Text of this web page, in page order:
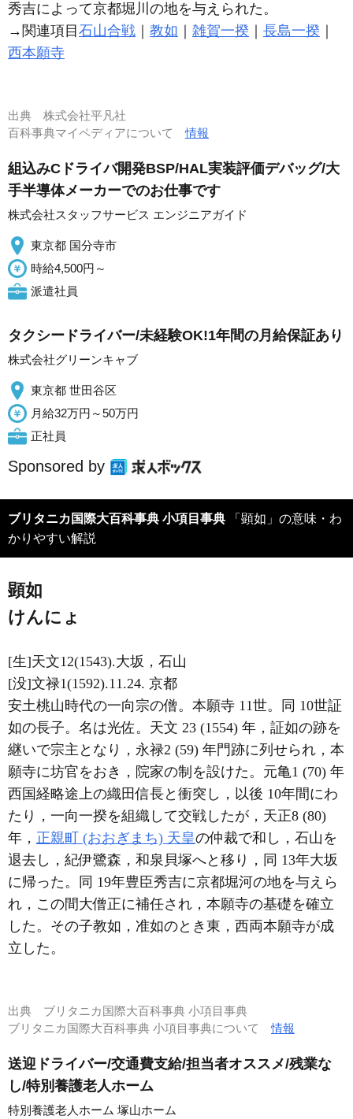
秀吉によって京都堀川の地を与えられた。
→関連項目 石山合戦 教如 雑賀一揆 長島一揆
西本願寺
出典 株式会社平凡社
百科事典マイペディアについて情報
組込みCドライバ開発BSP/HAL実装評価デバッグ/大
手半導体メーカーでのお仕事です
株式会社スタッフサービス エンジニアガイド
東京都 国分寺市
時給4,500円～
派遣社員
タクシードライバー/未経験OK!1年間の月給保証あり
株式会社グリーンキャブ
東京都 世田谷区
月給32万円～50万円
正社員
Sponsored by
ブリタニカ国際大百科事典 小項目事典
かりやすい解説
顕如
けんにょ
[生]天文12(1543).大坂，石山
[没]文禄1(1592).11.24. 京都
安土桃山時代の一向宗の僧。本願寺 11世。同 10世証
如の長子。名は光佐。天文 23 (1554) 年，証如の跡を
継いで宗主となり，永禄2 (59) 年門跡に列せられ，本
願寺に坊官をおき，院家の制を設けた。元亀1 (70) 年
西国経略途上の織田信長と衝突し，以後 10年間にわ
たり，一向一揆を組織して交戦したが，天正8 (80)
年， 正親町 (おおぎまち) 天皇の仲裁で和し，石山を
退去し，紀伊鷺森，和泉貝塚へと移り，同 13年大坂
に帰った。同 19年豊臣秀吉に京都堀河の地を与えら
れ，この間大僧正に補任され，本願寺の基礎を確立
した。その子教如，准如のとき東，西両本願寺が成
立した。
出典 ブリタニカ国際大百科事典 小項目事典
ブリタニカ国際大百科事典 小項目事典について情報
送迎ドライバー/交通費支給/担当者オススメ/残業な
し/特別養護老人ホーム
特別養護老人ホーム 塚山ホーム